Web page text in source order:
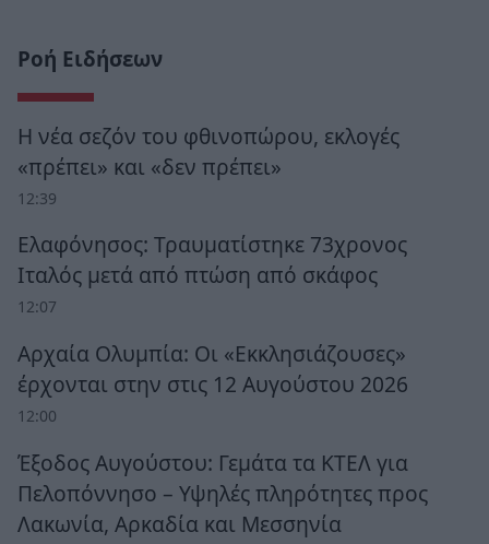
Ροή Ειδήσεων
Η νέα σεζόν του φθινοπώρου, εκλογές
«πρέπει» και «δεν πρέπει»
12:39
Ελαφόνησος: Τραυματίστηκε 73χρονος
Ιταλός μετά από πτώση από σκάφος
12:07
Αρχαία Ολυμπία: Οι «Εκκλησιάζουσες»
έρχονται στην στις 12 Αυγούστου 2026
12:00
Έξοδος Αυγούστου: Γεμάτα τα ΚΤΕΛ για
Πελοπόννησο – Υψηλές πληρότητες προς
Λακωνία, Αρκαδία και Μεσσηνία